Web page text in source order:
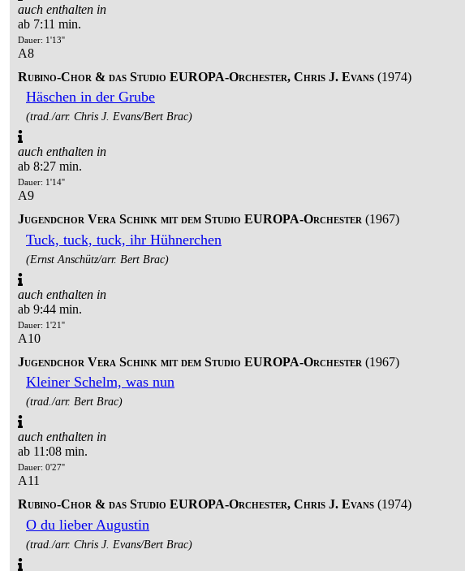
auch enthalten in
ab 7:11 min.
Dauer: 1'13''
A8
Rubino-Chor & das Studio EUROPA-Orchester, Chris J. Evans (1974)
Häschen in der Grube
(trad./arr. Chris J. Evans/Bert Brac)
auch enthalten in
ab 8:27 min.
Dauer: 1'14''
A9
Jugendchor Vera Schink mit dem Studio EUROPA-Orchester (1967)
Tuck, tuck, tuck, ihr Hühnerchen
(Ernst Anschütz/arr. Bert Brac)
auch enthalten in
ab 9:44 min.
Dauer: 1'21''
A10
Jugendchor Vera Schink mit dem Studio EUROPA-Orchester (1967)
Kleiner Schelm, was nun
(trad./arr. Bert Brac)
auch enthalten in
ab 11:08 min.
Dauer: 0'27''
A11
Rubino-Chor & das Studio EUROPA-Orchester, Chris J. Evans (1974)
O du lieber Augustin
(trad./arr. Chris J. Evans/Bert Brac)